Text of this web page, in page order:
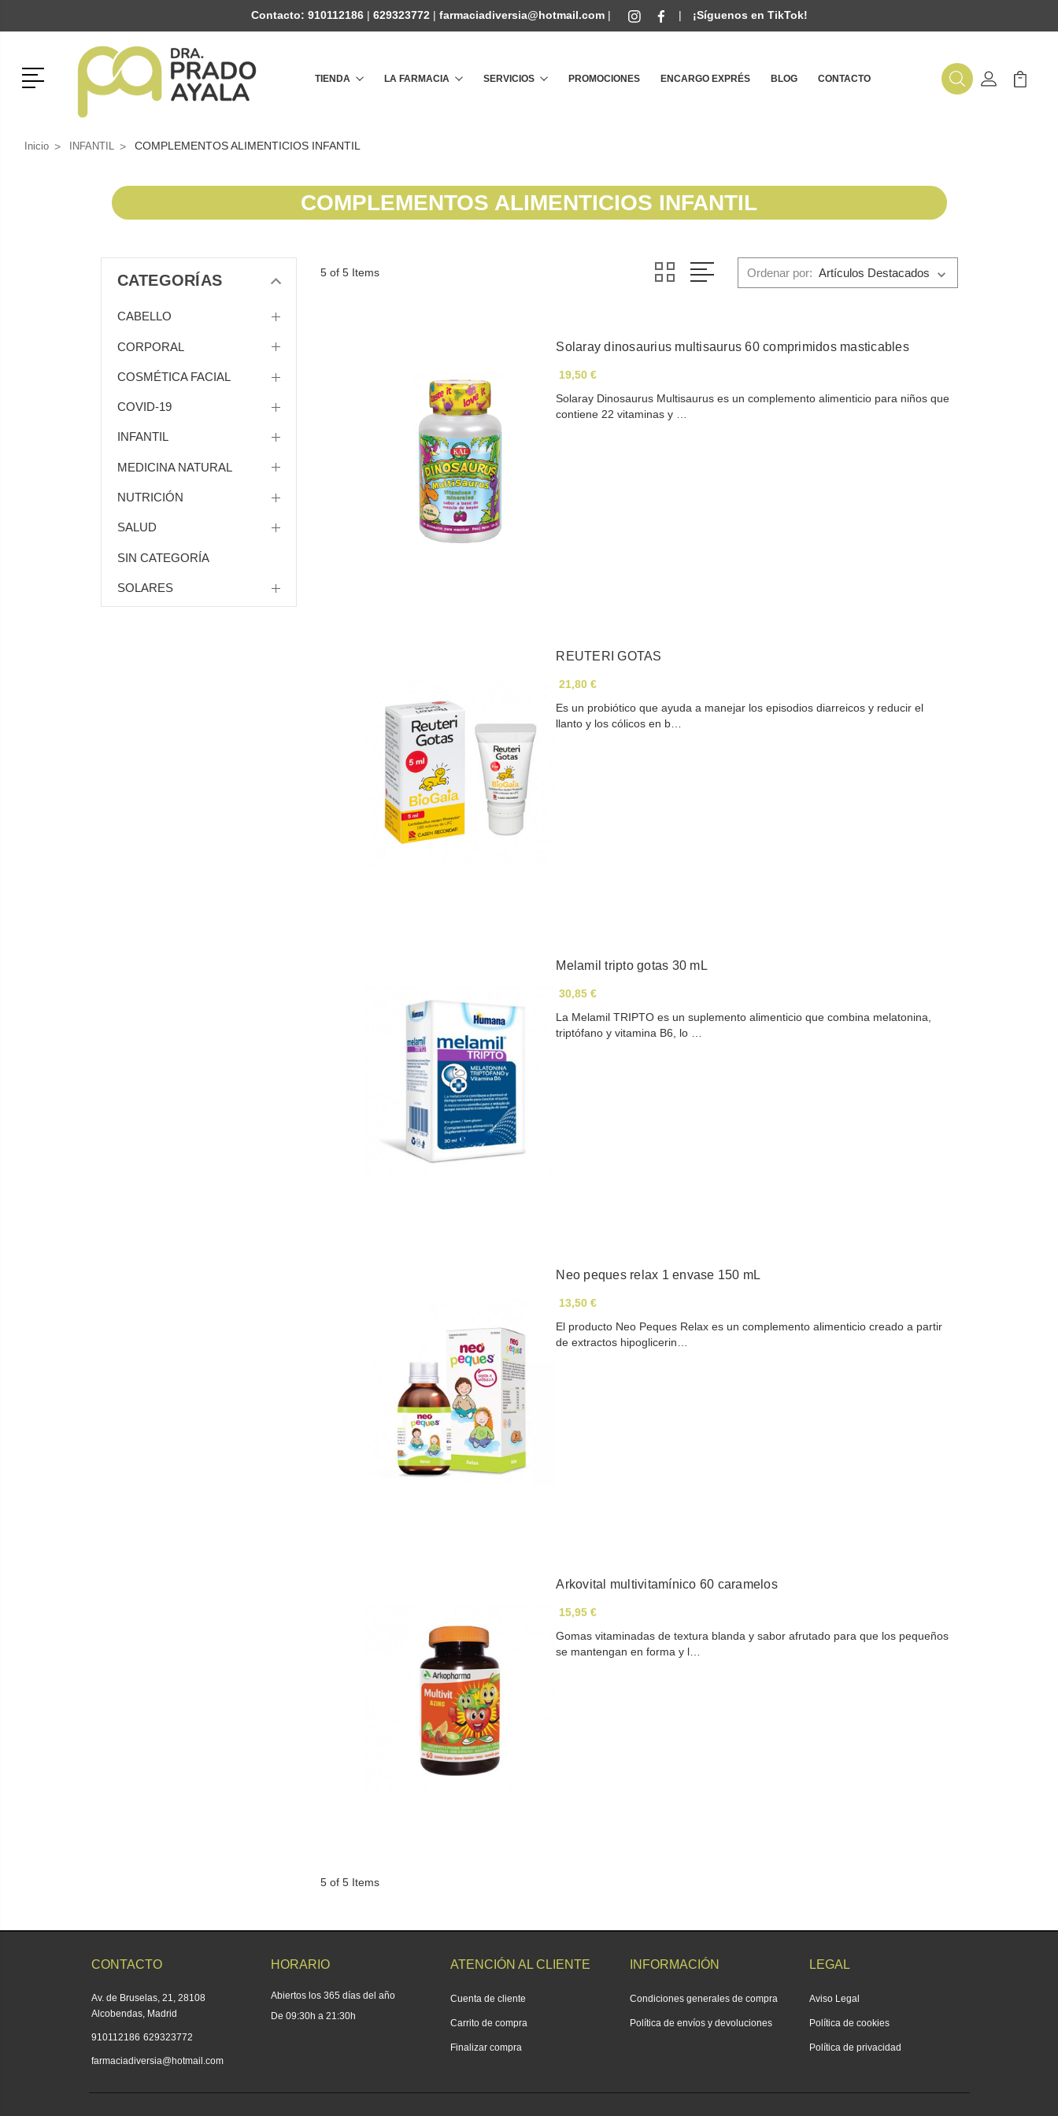
Contacto: 910112186| 629323772| farmaciadiversia@hotmail.com| | ¡Síguenos en TikTok!
Menú TIENDA LA FARMACIA SERVICIOS PROMOCIONES ENCARGO EXPRÉS BLOG CONTACTO BuscarMi Cuenta
Mi
Inicio INFANTIL COMPLEMENTOS ALIMENTICIOS INFANTIL
COMPLEMENTOS ALIMENTICIOS INFANTIL
CATEGORÍAS
CABELLO
CORPORAL
COSMÉTICA FACIAL
COVID-19
INFANTIL
MEDICINA NATURAL
NUTRICIÓN
SALUD
SIN CATEGORÍA
SOLARES
5 of 5 Items Ordenar por:
Solaray dinosaurius multisaurus 60 comprimidos masticables
19,50 €
Solaray Dinosaurus Multisaurus es un complemento alimenticio para niños que
contiene 22 vitaminas y …
REUTERI GOTAS
21,80 €
Es un probiótico que ayuda a manejar los episodios diarreicos y reducir el
llanto y los cólicos en b…
Melamil tripto gotas 30 mL
30,85 €
La Melamil TRIPTO es un suplemento alimenticio que combina melatonina,
triptófano y vitamina B6, lo …
Neo peques relax 1 envase 150 mL
13,50 €
El producto Neo Peques Relax es un complemento alimenticio creado a partir
de extractos hipoglicerin…
Arkovital multivitamínico 60 caramelos
15,95 €
Gomas vitaminadas de textura blanda y sabor afrutado para que los pequeños
se mantengan en forma y l…
5 of 5 Items
CONTACTO
Av. de Bruselas, 21, 28108
Alcobendas, Madrid
910112186 629323772
farmaciadiversia@hotmail.com
HORARIO
Abiertos los 365 días del año
De 09:30h a 21:30h
ATENCIÓN AL CLIENTE
Cuenta de cliente
Carrito de compra
Finalizar compra
INFORMACIÓN
Condiciones generales de compra
Política de envíos y devoluciones
LEGAL
Aviso Legal
Política de cookies
Política de privacidad